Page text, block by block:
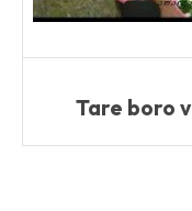
Tare boro